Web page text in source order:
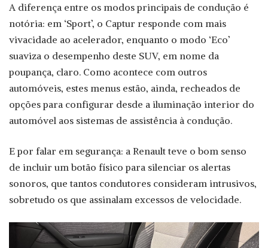
A diferença entre os modos principais de condução é
notória: em ‘Sport’, o Captur responde com mais
vivacidade ao acelerador, enquanto o modo ‘Eco’
suaviza o desempenho deste SUV, em nome da
poupança, claro. Como acontece com outros
automóveis, estes menus estão, ainda, recheados de
opções para configurar desde a iluminação interior do
automóvel aos sistemas de assistência à condução.
E por falar em segurança: a Renault teve o bom senso
de incluir um botão físico para silenciar os alertas
sonoros, que tantos condutores consideram intrusivos,
sobretudo os que assinalam excessos de velocidade.